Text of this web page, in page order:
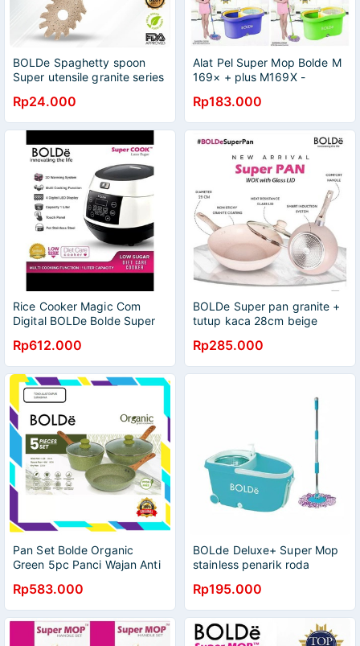
BOLDe Spaghetty spoon
Super utensile granite series
Rp24.000
Alat Pel Super Mop Bolde M
169× + plus M169X -
Rp183.000
Rice Cooker Magic Com
Digital BOLDe Bolde Super
diet care 1L 1 Liter
Rp612.000
BOLDe Super pan granite +
tutup kaca 28cm beige
Rp285.000
Pan Set Bolde Organic
Green 5pc Panci Wajan Anti
Rp583.000
BOLde Deluxe+ Super Mop
stainless penarik roda
Bucket
Rp195.000